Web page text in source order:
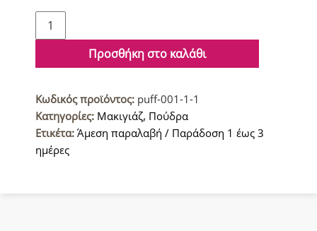
Max
Factor
Puff
13
Nouveau
Μπεζ
21gr
Προσθήκη στο καλάθι
Κωδικός προϊόντος: puff-001-1-1
Κατηγορίες: Μακιγιάζ, Πούδρα
Ετικέτα: Άμεση παραλαβή / Παράδοση 1 έως 3
ημέρες